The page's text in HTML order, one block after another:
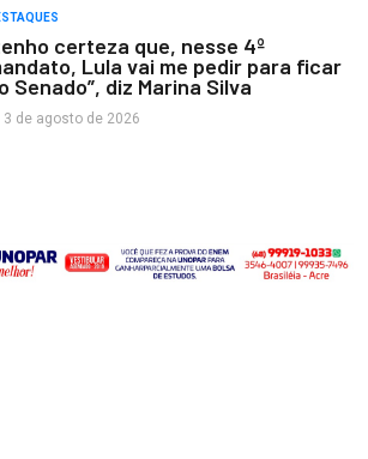
certeza que, nesse 4º
Lula vai me pedir para ficar
Senado”, diz Marina Silva
3 de agosto de 2026